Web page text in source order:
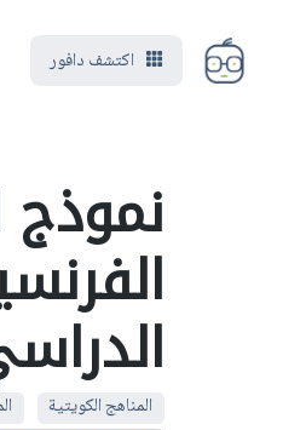
اكتشف دافور
نموذج
الدراسي
المناهج الكويتية